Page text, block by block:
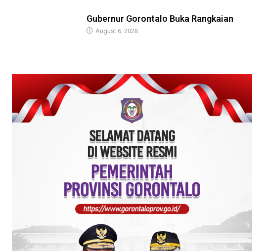
Gubernur Gorontalo Buka Rangkaian
August 6, 2026